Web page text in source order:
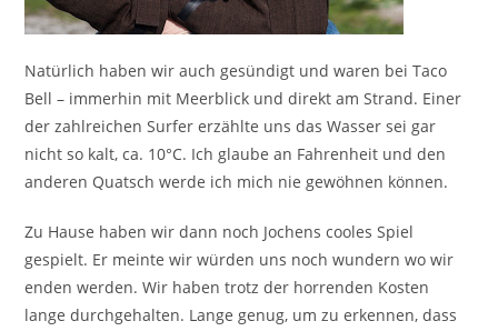
Natürlich haben wir auch gesündigt und waren bei Taco
Bell – immerhin mit Meerblick und direkt am Strand. Einer
der zahlreichen Surfer erzählte uns das Wasser sei gar
nicht so kalt, ca. 10°C. Ich glaube an Fahrenheit und den
anderen Quatsch werde ich mich nie gewöhnen können.
Zu Hause haben wir dann noch Jochens cooles Spiel
gespielt. Er meinte wir würden uns noch wundern wo wir
enden werden. Wir haben trotz der horrenden Kosten
lange durchgehalten. Lange genug, um zu erkennen, dass